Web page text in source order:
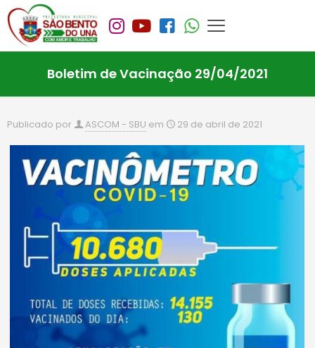
Boletim de Vacinação 29/04/2021
Publicado por ASCOM - SBU em 29 de abril de 2021